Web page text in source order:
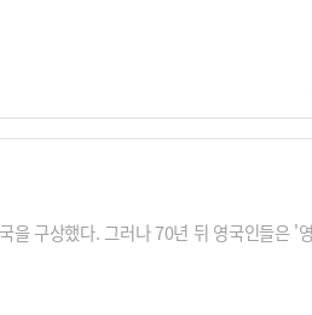
을 구상했다. 그러나 70년 뒤 영국인들은 '